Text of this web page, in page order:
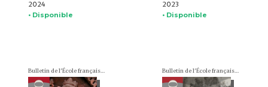
2024
• Disponible
2023
• Disponible
Bulletin de l'École française d'Extrême-Orient (BEFEO) Bulletin de l'École française d'Extrême-Orient (BEFEO)